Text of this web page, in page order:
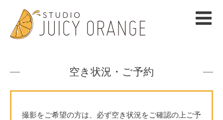
空き状況・ご予約
撮影をご希望の方は、必ず空き状況をご確認の上ご予